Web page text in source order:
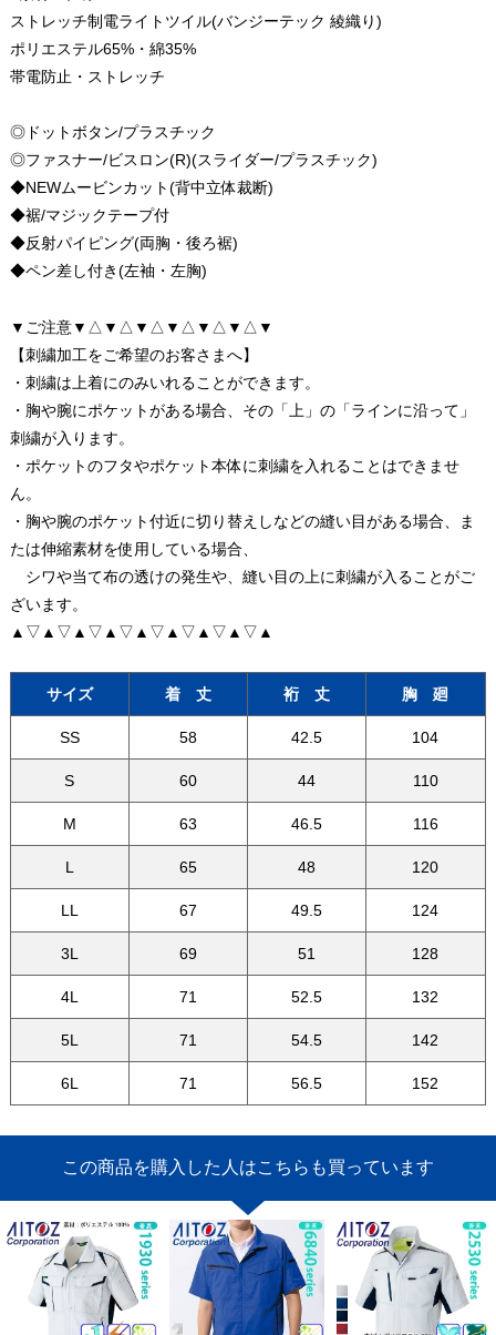
ストレッチ制電ライトツイル(バンジーテック 綾織り)
ポリエステル65%・綿35%
帯電防止・ストレッチ
◎ドットボタン/プラスチック
◎ファスナー/ビスロン(R)(スライダー/プラスチック)
◆NEWムービンカット(背中立体裁断)
◆裾/マジックテープ付
◆反射パイピング(両胸・後ろ裾)
◆ペン差し付き(左袖・左胸)
▼ご注意▼△▼△▼△▼△▼△▼△▼
【刺繍加工をご希望のお客さまへ】
・刺繍は上着にのみいれることができます。
・胸や腕にポケットがある場合、その「上」の「ラインに沿って」
刺繍が入ります。
・ポケットのフタやポケット本体に刺繍を入れることはできませ
ん。
・胸や腕のポケット付近に切り替えしなどの縫い目がある場合、ま
たは伸縮素材を使用している場合、
シワや当て布の透けの発生や、縫い目の上に刺繍が入ることがご
ざいます。
▲▽▲▽▲▽▲▽▲▽▲▽▲▽▲▽▲
サイズ 着 丈 裄 丈 胸 廻
SS 58 42.5 104
S 60 44 110
M 63 46.5 116
L 65 48 120
LL 67 49.5 124
3L 69 51 128
4L 71 52.5 132
5L 71 54.5 142
6L 71 56.5 152
この商品を購入した人はこちらも買っています